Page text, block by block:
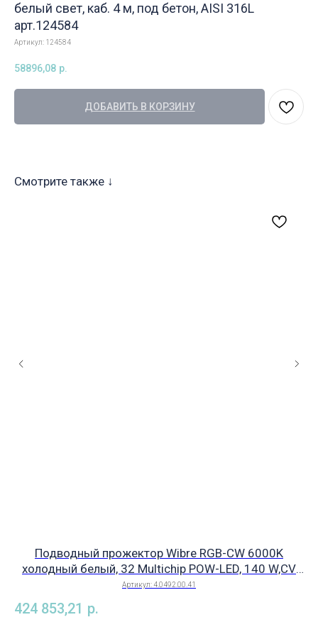
белый свет, каб. 4 м, под бетон, AISI 316L
арт.124584
Артикул: 124584
58896,08 р.
ДОБАВИТЬ В КОРЗИНУ
Смотрите также ↓
Подводный прожектор Wibre RGB-CW 6000K
холодный белый, 32 Multichip POW-LED, 140 W,CV
12 V-DC, 4640 lm, кабель: UW, 41×0,5 мм², (5м), арт.
Артикул:4.0492.00.41
424 853,21 р.